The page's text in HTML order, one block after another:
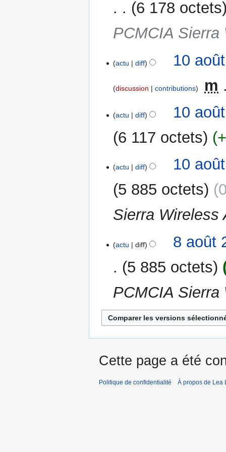
c
t
n
6 178 octets
PCMCIA Sierra
aoûtactu diff 10
discussion contributions m
actu diff
10
6 117 octets
actu diff
10
5 885 octets
Sierra Wireless
aoûtactu diff
8 août
5 885 octets
PCMCIA Sierra
Cette page a été
Politique de confidentialité À propos de Lea